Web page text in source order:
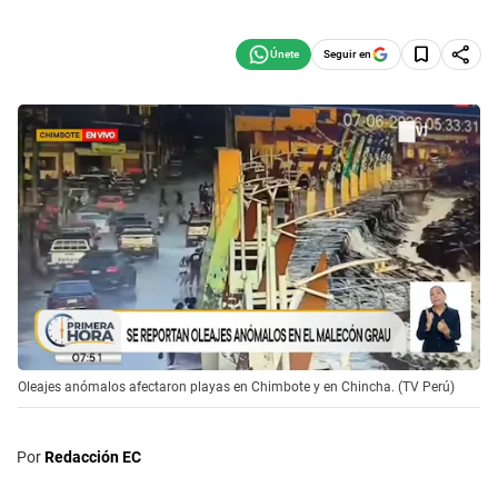
Seguir en
Oleajes anómalos afectaron playas en Chimbote y en Chincha. (TV Perú)
PorRedacción EC